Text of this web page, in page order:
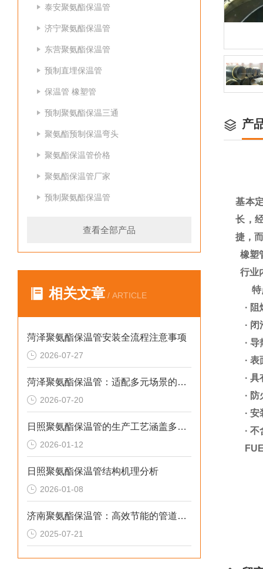
泰安聚氨酯保温管
济宁聚氨酯保温管
东营聚氨酯保温管
预制直埋保温管
保温管 橡塑管
预制聚氨酯保温三通
聚氨酯预制保温弯头
聚氨酯保温管价格
聚氨酯保温管厂家
预制聚氨酯保温管
查看全部产品
相关文章 / ARTICLE
菏泽聚氨酯保温管安装全流程注意事项
2026-07-27
菏泽聚氨酯保温管：适配多元场景的高效保温输送材料
2026-07-20
日照聚氨酯保温管的生产工艺涵盖多个环节
2026-01-12
日照聚氨酯保温管结构机理分析
2026-01-08
济南聚氨酯保温管：高效节能的管道保温材料
2025-07-21
产
基本
长，
捷，
橡塑
行业
特
· 阻
· 闭
· 导
· 表
· 具
· 防
· 安
· 不